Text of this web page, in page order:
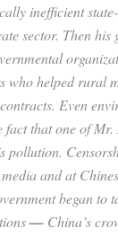
inefficient
sector. Then his
who helped rural
Even
fact that one of
pollution.
and at
began to
— China’s